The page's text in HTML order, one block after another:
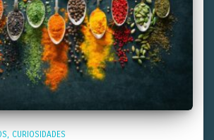
CURIOSIDADES